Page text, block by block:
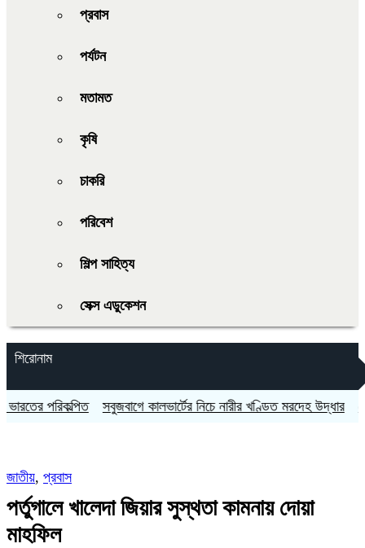
প্রবাস
পর্যটন
মতামত
কৃষি
চাকরি
পরিবেশ
শিল্প সাহিত্য
সেক্স এডুকেশন
শিরোনাম
পরিকল্পিত সবুজবাগে কালভার্টের নিচে নারীর খণ্ডিত মরদেহ উদ্ধার জোড়া
জাতীয়, প্রবাস
পর্তুগালে খালেদা জিয়ার সুস্থতা কামনায় দোয়া
মাহফিল